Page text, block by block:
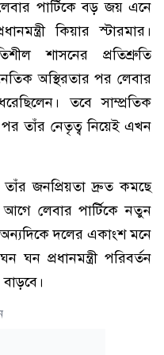
পার্টিকে বড় জয় এনে
কিয়ার স্টারমার।
শাসনের প্রতিশ্রুতি
অস্থিরতার পর লেবার
তবে সাম্প্রতিক
পর তাঁর নেতৃত্ব নিয়েই এখন
তাঁর জনপ্রিয়তা দ্রুত কমছে
আগে লেবার পার্টিকে নতুন
দলের একাংশ মনে
প্রধানমন্ত্রী পরিবর্তন